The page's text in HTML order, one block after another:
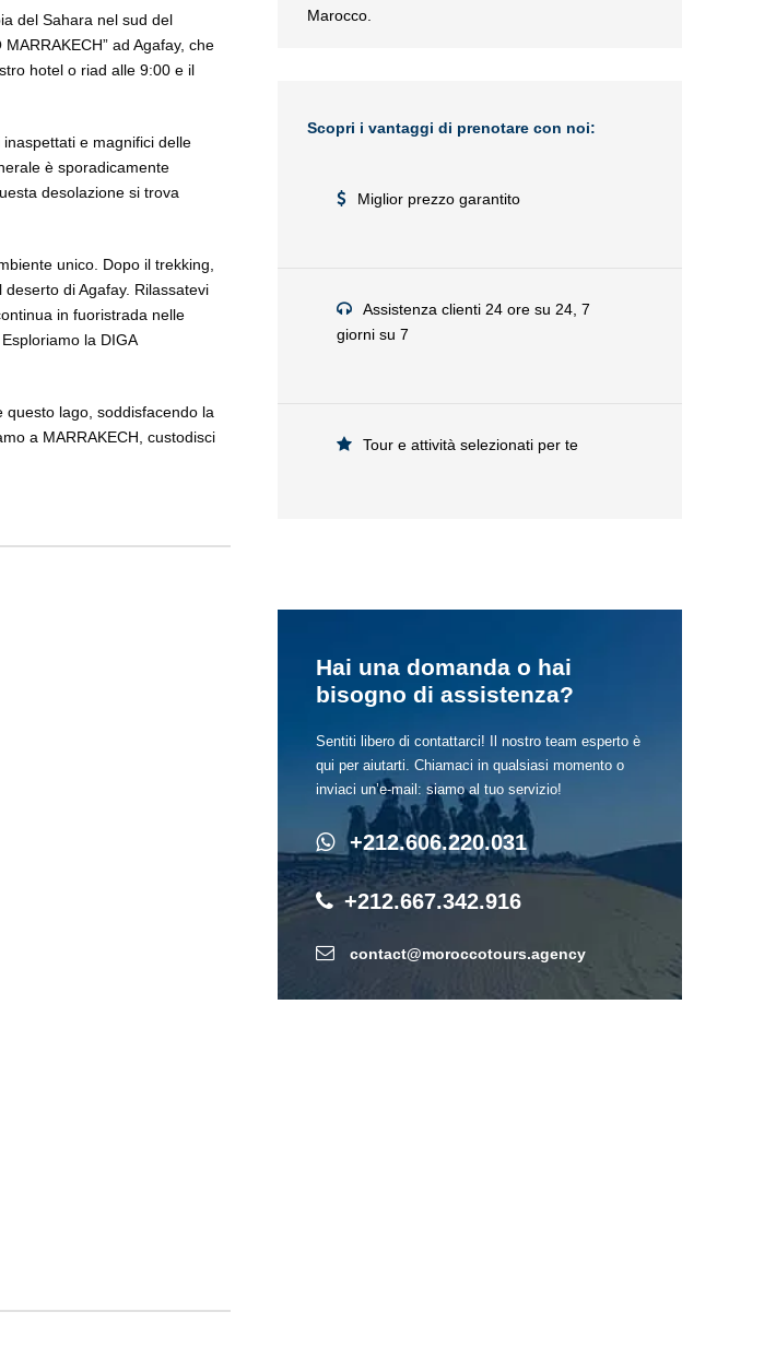
Marocco.
Scopri i vantaggi di prenotare con noi:
Miglior prezzo garantito
Assistenza clienti 24 ore su 24, 7
giorni su 7
Tour e attività selezionati per te
Hai una domanda o hai
bisogno di assistenza?
Sentiti libero di contattarci! Il nostro team esperto è
qui per aiutarti. Chiamaci in qualsiasi momento o
inviaci un’e-mail: siamo al tuo servizio!
+212.606.220.031
+212.667.342.916
contact@moroccotours.agency
del Sahara nel sud del
ad Agafay, che
hotel o riad alle 9:00 e il
e magnifici delle
è sporadicamente
desolazione si trova
unico. Dopo il trekking,
di Agafay. Rilassatevi
in fuoristrada nelle
la DIGA
questo lago, soddisfacendo la
a MARRAKECH, custodisci